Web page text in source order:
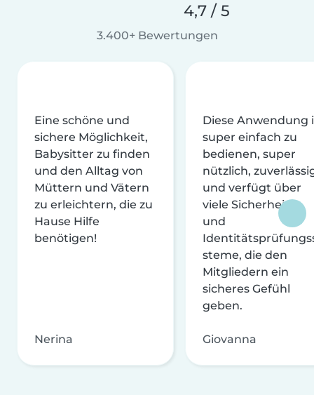
4,7 / 5
3.400+ Bewertungen
Eine schöne und
sichere Möglichkeit,
Babysitter zu finden
und den Alltag von
Müttern und Vätern
zu erleichtern, die zu
Hause Hilfe
benötigen!
Nerina
Diese Anwendung
super einfach zu
bedienen, super
nützlich,
und verfügt über
viele Sicherheits-
und
steme, die den
Mitgliedern ein
sicheres Gefühl
geben.
Giovanna